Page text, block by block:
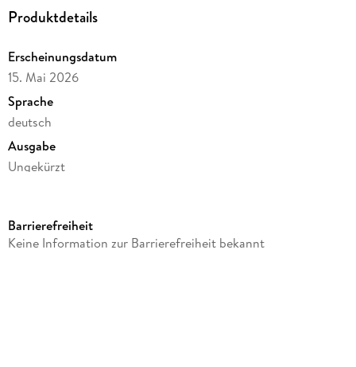
Produktdetails
Erscheinungsdatum
15. Mai 2026
Sprache
deutsch
Ausgabe
Ungekürzt
Laufzeit
Barrierefreiheit
Keine Information zur Barrierefreiheit bekannt